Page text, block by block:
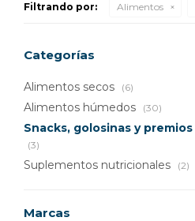
Filtrando por: Alimentos
Categorías
Alimentos secos (6)
Alimentos húmedos (30)
Snacks, golosinas y premios
(3)
Suplementos nutricionales (2)
Marcas